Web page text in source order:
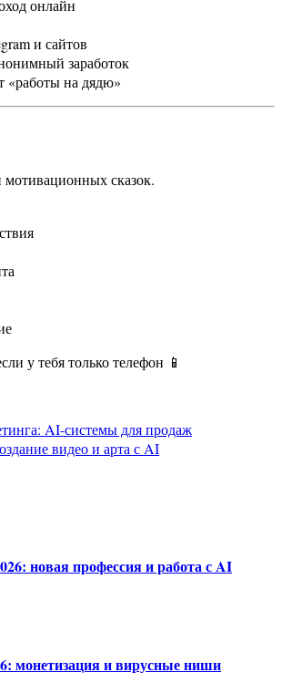
онлайн
и сайтов
заработок
«работы на дядю»
сказок.
у тебя только телефон 📱
AI-системы для продаж
видео и арта с AI
новая профессия и работа с AI
монетизация и вирусные ниши